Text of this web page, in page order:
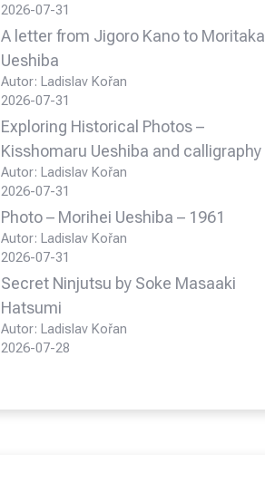
2026-07-31
A letter from Jigoro Kano to Moritaka
Ueshiba
Autor: Ladislav Kořan
2026-07-31
Exploring Historical Photos –
Kisshomaru Ueshiba and calligraphy
Autor: Ladislav Kořan
2026-07-31
Photo – Morihei Ueshiba – 1961
Autor: Ladislav Kořan
2026-07-31
Secret Ninjutsu by Soke Masaaki
Hatsumi
Autor: Ladislav Kořan
2026-07-28